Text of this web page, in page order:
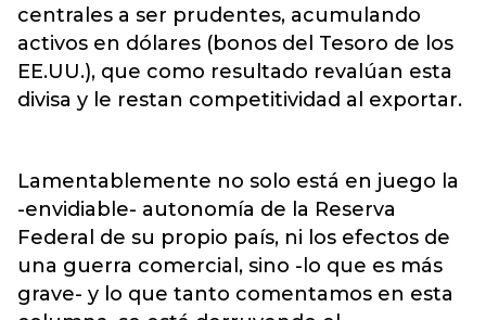
centrales a ser prudentes, acumulando
activos en dólares (bonos del Tesoro de los
EE.UU.), que como resultado revalúan esta
divisa y le restan competitividad al exportar.
Lamentablemente no solo está en juego la
-envidiable- autonomía de la Reserva
Federal de su propio país, ni los efectos de
una guerra comercial, sino -lo que es más
grave- y lo que tanto comentamos en esta